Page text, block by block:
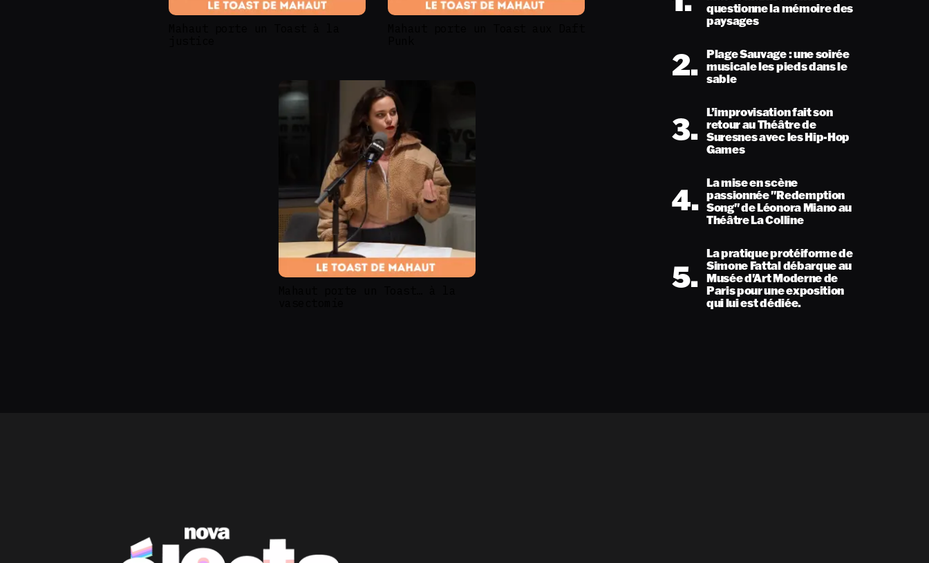
questionne la mémoire des
paysages
2. Plage Sauvage : une soirée
musicale les pieds dans le
sable
3. L’improvisation fait son
retour au Théâtre de
Suresnes avec les Hip-Hop
Games
4. La mise en scène
passionnée "Redemption
Song" de Léonora Miano au
Théâtre La Colline
5.
La pratique protéiforme de
Simone Fattal débarque au
Musée d'Art Moderne de
Paris pour une exposition
qui lui est dédiée.